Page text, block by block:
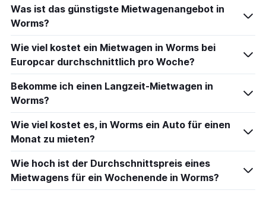
Was ist das günstigste Mietwagenangebot in
Worms?
Wie viel kostet ein Mietwagen in Worms bei
Europcar durchschnittlich pro Woche?
Bekomme ich einen Langzeit-Mietwagen in
Worms?
Wie viel kostet es, in Worms ein Auto für einen
Monat zu mieten?
Wie hoch ist der Durchschnittspreis eines
Mietwagens für ein Wochenende in Worms?